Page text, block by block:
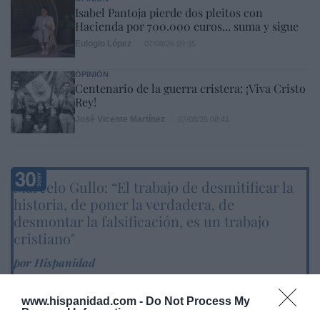
www.hispanidad.com - Do Not Process My
Isabel Pantoja pierde dos pleitos con
Hacienda por 700.000 euros... suma y sigue
OPINIÓN
Centenario de la guerra cristera: ¡Viva Cristo
Rey!
Marcelo Gullo: “El trabajo de desmitificar la
historia, de poner la verdadera, de
desmontar la falsificación, es un trabajo
cristiano"
por Hispanidad